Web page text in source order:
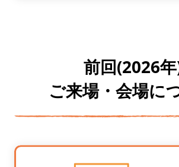
前回(2026
ご来場・会場に